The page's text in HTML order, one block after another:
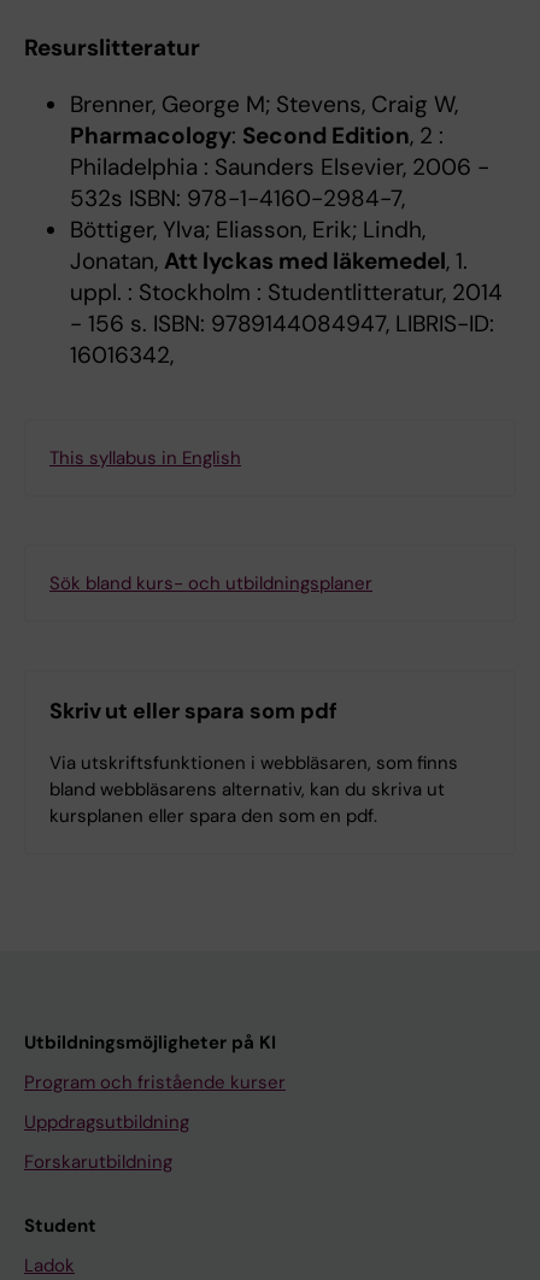
Resurslitteratur
Brenner, George M; Stevens, Craig W,
Pharmacology: Second Edition, 2 :
Philadelphia : Saunders Elsevier, 2006 -
532s ISBN: 978-1-4160-2984-7,
Böttiger, Ylva; Eliasson, Erik; Lindh,
Jonatan, Att lyckas med läkemedel, 1.
uppl. : Stockholm : Studentlitteratur, 2014
- 156 s. ISBN: 9789144084947, LIBRIS-ID:
16016342,
This syllabus in English
Sök bland kurs- och utbildningsplaner
Skriv ut eller spara som pdf
Via utskriftsfunktionen i webbläsaren, som finns
bland webbläsarens alternativ, kan du skriva ut
kursplanen eller spara den som en pdf.
Utbildningsmöjligheter på KI
Program och fristående kurser
Uppdragsutbildning
Forskarutbildning
Student
Ladok